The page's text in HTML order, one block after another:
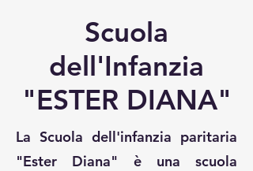
Scuola
dell'Infanzia
"ESTER DIANA"
La Scuola dell'infanzia paritaria
"Ester Diana" è una scuola